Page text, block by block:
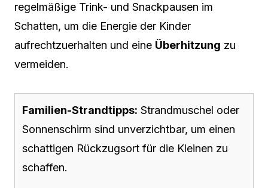
regelmäßige Trink- und Snackpausen im
Schatten, um die Energie der Kinder
aufrechtzuerhalten und eine Überhitzung zu
vermeiden.
Familien-Strandtipps: Strandmuschel oder
Sonnenschirm sind unverzichtbar, um einen
schattigen Rückzugsort für die Kleinen zu
schaffen.